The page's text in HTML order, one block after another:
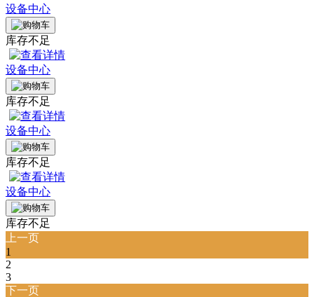
设备中心
库存不足
设备中心
库存不足
设备中心
库存不足
设备中心
库存不足
上一页
1
2
3
下一页